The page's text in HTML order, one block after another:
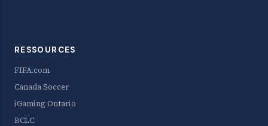
RESSOURCES
FIFA.com
Canada Soccer
iGaming Ontario
BCLC